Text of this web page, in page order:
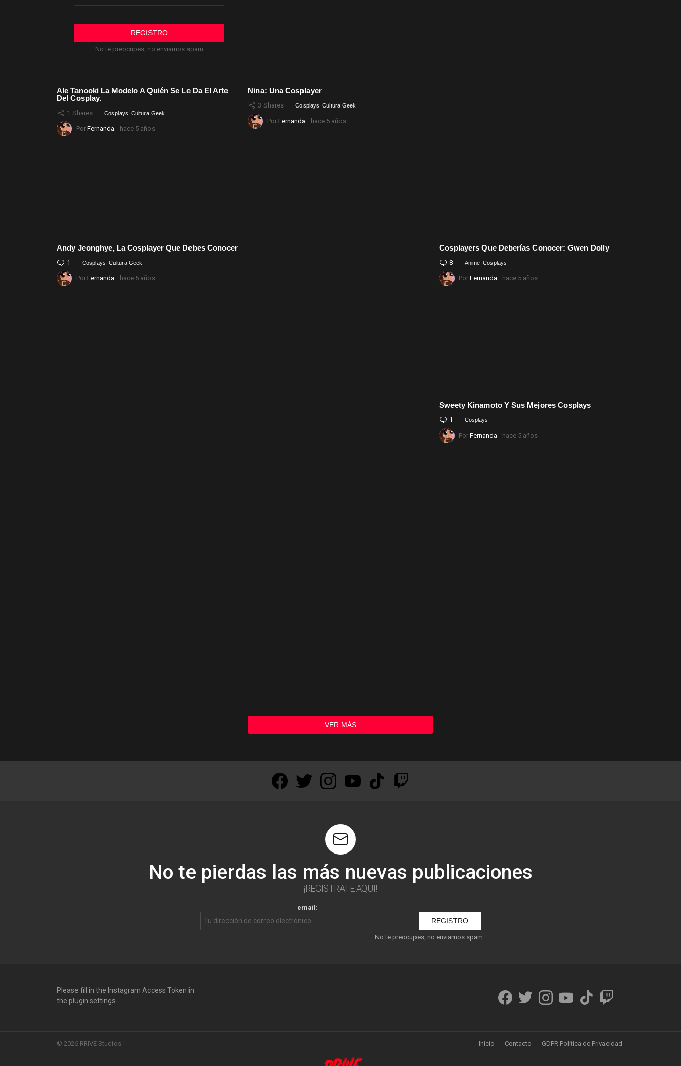
No te preocupes, no enviamos spam
1 Shares Cosplays Cultura Geek
Ale Tanooki La Modelo A Quién Se Le Da El Arte
Del Cosplay.
Por Fernanda hace 5 años
3 Shares Cosplays Cultura Geek
Nina: Una Cosplayer
Por Fernanda hace 5 años
1 Comment
Cosplays Cultura Geek
Andy Jeonghye, La Cosplayer Que Debes Conocer
Por Fernanda hace 5 años
8 Comentarios
Anime Cosplays
Cosplayers Que Deberías Conocer: Gwen Dolly
Por Fernanda hace 5 años
1 Comment
Cosplays
Sweety Kinamoto Y Sus Mejores Cosplays
Por Fernanda hace 5 años
VER MÁS
facebooktwitter instagramyoutube tiktok twitch
No te pierdas las más nuevas publicaciones
¡REGISTRATE AQUI!
email:
No te preocupes, no enviamos spam
Please fill in the Instagram Access Token in
the plugin settings
© 2026 RRIVE Studios Inicio Contacto GDPR Política de Privacidad